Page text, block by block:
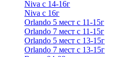
Niva с 14-16г
Niva с 16г
Orlando 5 мест с 11-15г
Orlando 7 мест с 11-15г
Orlando 5 мест с 13-15г
Orlando 7 мест с 13-15г